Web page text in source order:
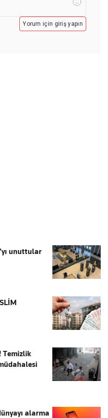
Yorum için giriş yapın
unuttular
Temizlik
alarma